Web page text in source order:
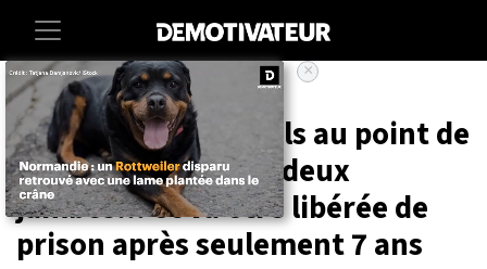
Accueil Lifestyle
Elle a torturé son fils au point de
lui faire perdre ses deux
jambes... et va être libérée de
prison après seulement 7 ans
×